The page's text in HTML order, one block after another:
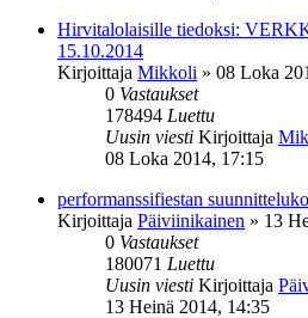
Hirvitalolaisille tiedoksi:
15.10.2014
Kirjoittaja Mikkoli » 08 Loka
0 Vastaukset
178494 Luettu
Uusin viesti Kirjoittaja
08 Loka 2014, 17:15
performanssifiestan
Kirjoittaja Päiviinikainen » 13
0 Vastaukset
180071 Luettu
Uusin viesti Kirjoittaja
13 Heinä 2014, 14:35